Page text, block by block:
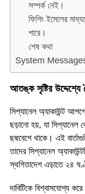
সম্পর্ক নেই।
ফিশিং ইমেলের
পারে।
শেষ কথা
System
আতঙ্ক সৃষ্টির উদ্দেশ্যে
সিপ্যানেল অ্যাকাউন্ট
ছড়ানো হয়, যা সিপ্যানেল
ছদ্মবেশে থাকে। এই
তাদের সিপ্যানেল
স্থগিতাদেশ এড়াতে ২৪
দাবিটিকে বিশ্বাসযোগ্য